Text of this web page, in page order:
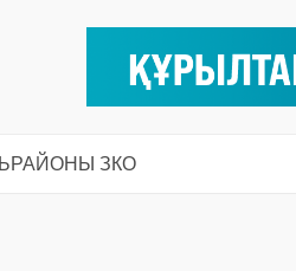
РАЙОНЫ ЗКО